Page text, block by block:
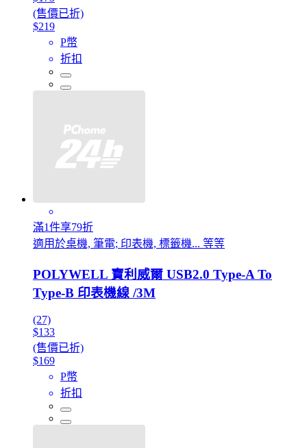
(售價已折)
$219
P幣
折扣
滿1件享79折
適用於桌機, 筆電; 印表機, 標籤機... 等等
POLYWELL 寶利威爾 USB2.0 Type-A To
Type-B 印表機線 /3M
(27)
$133
(售價已折)
$169
P幣
折扣